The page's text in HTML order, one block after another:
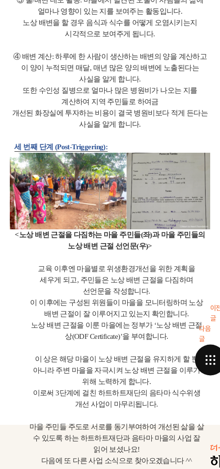
얼마나 영향이 있는 지를 보여주는 활동입니다.
노상 배변을 할 경우 음식과 식수를 어떻게 오염시키는지
시각적으로 보여주게 됩니다.
④ 배변 계산: 하루에 한 사람이 생산하는 배변의 양을 계산하고
이 양이 누적되면 매달, 매년 많은 양의 배변에 노출된다는
사실을 알게 합니다.
또한 수인성 질병으로 얼마나 많은 병원비가 나오는 지를
계산하여 지역 주민들로 하여금
개선된 화장실에 투자하는 비용이 결국 병원비보다 적게 든다는
사실을 알게 합니다.
세 번째 단계 (Post-Triggering):
<노상 배변 근절을 다짐하는 마을 주민들(좌)과 마을 주민들의
노상 배변 근절 선언문(우)>
교육 이후엔 마을별로 위생환경개선을 위한 계획을
세우게 되고, 주민들은 노상 배변 근절을 다짐하며
선언문을 작성합니다.
이 이후에는 구성된 위원들이 마을을 모니터링하며 노상
배변 근절이 잘 이루어지고 있는지 확인합니다.
노상 배변 근절을 이룬 마을에는 정부가 ‘노상 배변 근절
상(ODF Certificate)’을 부여합니다.
이 상은 해당 마을이 노상 배변 근절을 유지하게 할 뿐
아니라 주변 마을을 자극시켜 노상 배변 근절을 이루기
위해 노력하게 합니다.
이로써3단계에 걸친 하트하트재단의 음타마 식수위생
개선 사업이 마무리됩니다.
마을 주민들 주도로 서로를 동기부여하여 개선된 삶을 살
수 있도록 하는 하트하트재단과 음타마 마을의 사업 잘
읽어 보셨나요!
다음에 또 다른 사업 소식으로 찾아오겠습니다^^
이
글
다음
글